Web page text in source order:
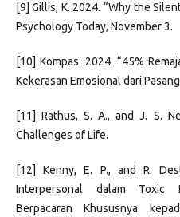
[9] Gillis, K. 2024. “Why the
Psychology Today, November 3.
[10] Kompas. 2024. “45%
Kekerasan Emosional dari
[11] Rathus, S. A., and J. S.
Challenges of Life.
[12] Kenny, E. P., and R.
Interpersonal dalam Toxic
Berpacaran Khususnya